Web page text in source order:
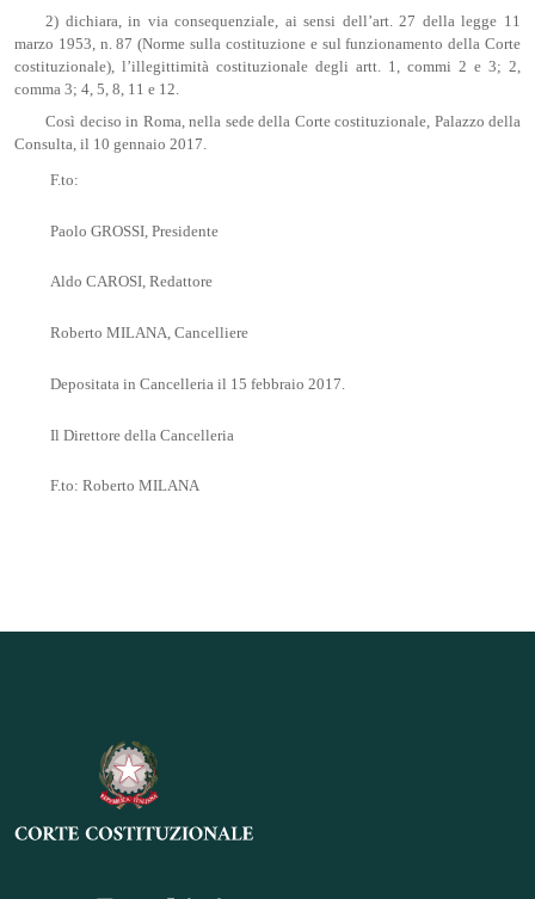
2) dichiara, in via consequenziale, ai sensi dell’art. 27 della legge 11
marzo 1953, n. 87 (Norme sulla costituzione e sul funzionamento della Corte
costituzionale), l’illegittimità costituzionale degli artt. 1, commi 2 e 3; 2,
comma 3; 4, 5, 8, 11 e 12.
Così deciso in Roma, nella sede della Corte costituzionale, Palazzo della
Consulta, il 10 gennaio 2017.
F.to:
Paolo GROSSI, Presidente
Aldo CAROSI, Redattore
Roberto MILANA, Cancelliere
Depositata in Cancelleria il 15 febbraio 2017.
Il Direttore della Cancelleria
F.to: Roberto MILANA